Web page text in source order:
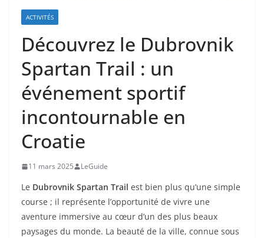
ACTIVITÉS
Découvrez le Dubrovnik
Spartan Trail : un
événement sportif
incontournable en
Croatie
11 mars 2025 LeGuide
Le Dubrovnik Spartan Trail est bien plus qu’une simple
course ; il représente l’opportunité de vivre une
aventure immersive au cœur d’un des plus beaux
paysages du monde. La beauté de la ville, connue sous